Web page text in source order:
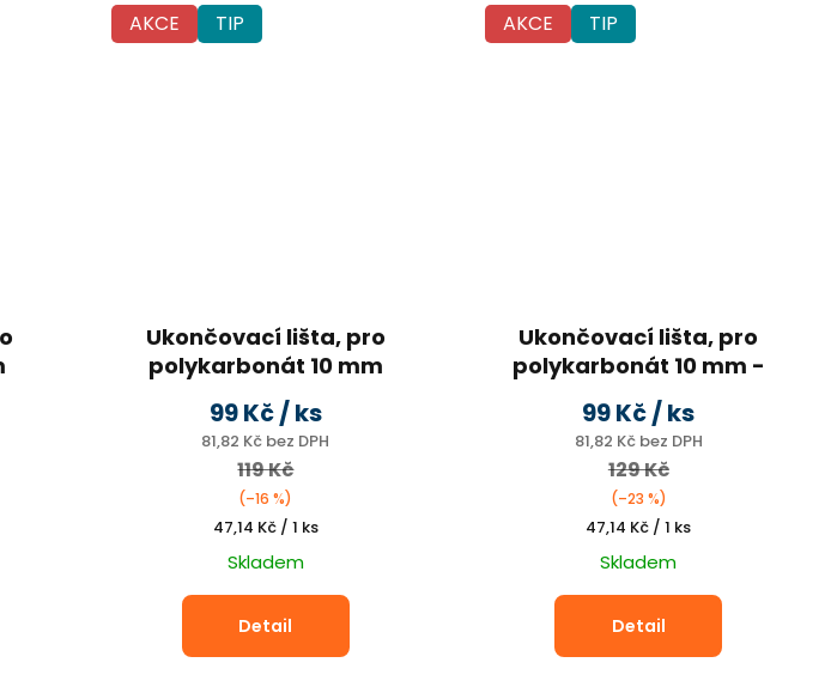
AKCE TIP
Ukončovací lišta, pro
polykarbonát 10 mm
UV ochrana, 2,1m
81,82 Kč bez DPH
99 Kč/ ks
119 Kč
(–16 %)
Měrná
cena:
47,14 Kč / 1 ks
Skladem
Detail
AKCE TIP
Ukončovací lišta, pro
polykarbonát 10 mm -
BRONZ
UV ochrana, 2,1m
81,82 Kč bez DPH
99 Kč/ ks
129 Kč
(–23 %)
Měrná
cena:
47,14 Kč / 1 ks
Skladem
Detail